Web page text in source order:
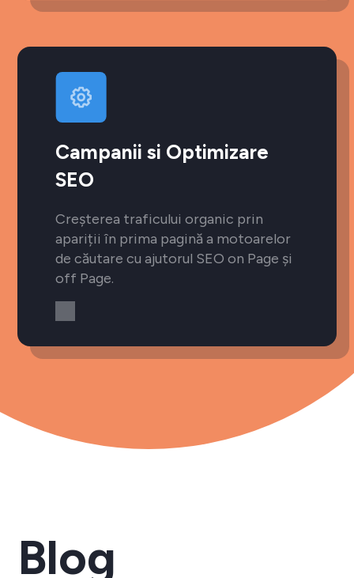
Campanii si Optimizare
SEO
Creșterea traficului organic prin
apariții în prima pagină a motoarelor
de căutare cu ajutorul SEO on Page și
off Page.
Blog